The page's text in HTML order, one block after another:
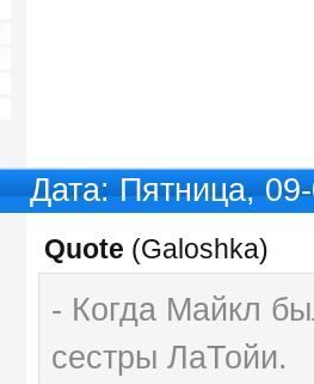
Дата: Пятница,
Quote (Galoshka)
- Когда Майкл
сестры ЛаТойи.